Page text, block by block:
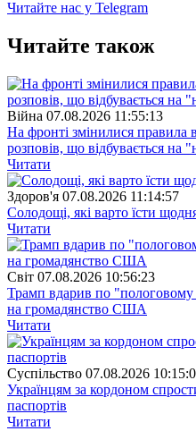
Читайте нас у Telegram
Читайте також
Війна 07.08.2026 11:55:13
На фронті змінилися правила
розповів, що відбувається на
Читати
Здоров'я 07.08.2026 11:14:57
Солодощі, які варто їсти
Читати
Свiт 07.08.2026 10:56:23
Трамп вдарив по "пологовому
на громадянство США
Читати
Суспiльство 07.08.2026
Українцям за кордоном
паспортів
Читати